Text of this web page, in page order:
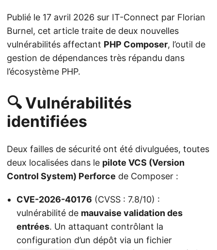
Publié le 17 avril 2026 sur IT-Connect par Florian
Burnel, cet article traite de deux nouvelles
vulnérabilités affectant PHP Composer, l’outil de
gestion de dépendances très répandu dans
l’écosystème PHP.
🔍 Vulnérabilités
identifiées
Deux failles de sécurité ont été divulguées, toutes
deux localisées dans le pilote VCS (Version
Control System) Perforce de Composer :
CVE-2026-40176 (CVSS : 7.8/10) :
vulnérabilité de mauvaise validation des
entrées. Un attaquant contrôlant la
configuration d’un dépôt via un fichier